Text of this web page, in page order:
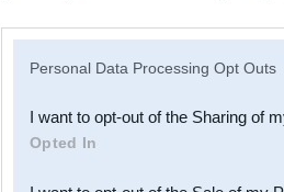
Downstream Participants
third parties.
Personal Data Processing Opt Outs
I want to opt-out of the Sharing of
Opted In